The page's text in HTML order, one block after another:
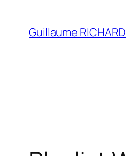
contenu
Guillaume RICHARD